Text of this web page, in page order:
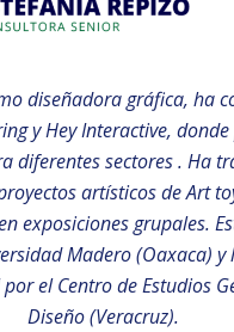
diseñadora gráfica, ha
y Hey Interactive,
diferentes sectores . Ha
artísticos de Art
exposiciones grupales.
Madero (Oaxaca)
el Centro de Estudios
Diseño (Veracruz).